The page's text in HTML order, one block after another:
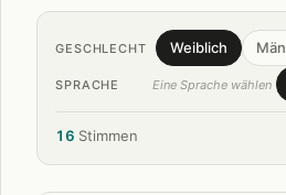
GESCHLECHT Weiblich
SPRACHE Eine Sprache wählen
16 Stimmen